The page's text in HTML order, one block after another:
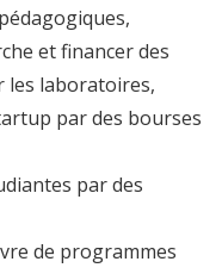
et financer des
les laboratoires,
par des bourses
par des
de programmes